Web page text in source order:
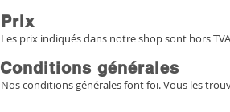
Prix
Les prix indiqués dans notre shop sont hors
Conditions générales
Nos conditions générales font foi. Vous les